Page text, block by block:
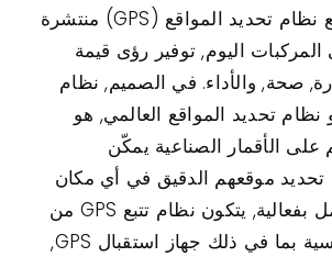
أصبحت تقنية تتبع نظام تحديد المواقع (GPS) منتشرة
اليوم, توفير رؤى قيمة
صحة, والأداء. في الصميم, نظام
نظام تحديد المواقع العالمي, هو
الأقمار الصناعية يمكّن
موقعهم الدقيق في أي مكان
على الأرض. لتعمل بفعالية, يتكون نظام تتبع GPS من
عدة مكونات رئيسية بما في ذلك جهاز استقبال GPS,